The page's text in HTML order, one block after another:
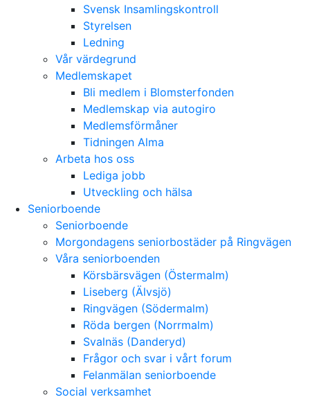
Svensk Insamlingskontroll
Styrelsen
Ledning
Vår värdegrund
Medlemskapet
Bli medlem i Blomsterfonden
Medlemskap via autogiro
Medlemsförmåner
Tidningen Alma
Arbeta hos oss
Lediga jobb
Utveckling och hälsa
Seniorboende
Seniorboende
Morgondagens seniorbostäder på Ringvägen
Våra seniorboenden
Körsbärsvägen (Östermalm)
Liseberg (Älvsjö)
Ringvägen (Södermalm)
Röda bergen (Norrmalm)
Svalnäs (Danderyd)
Frågor och svar i vårt forum
Felanmälan seniorboende
Social verksamhet